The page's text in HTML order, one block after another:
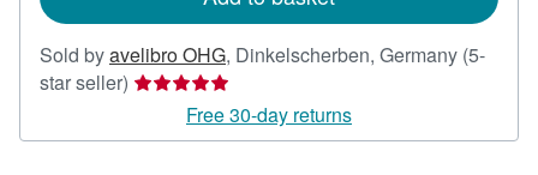
Sold byavelibro OHG, Dinkelscherben, Germany (5-
star seller) Seller
5
Free 30-day returns